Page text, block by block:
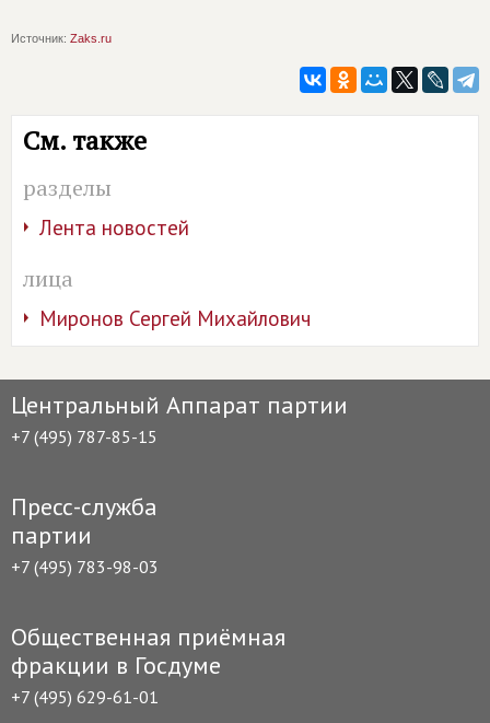
Источник: Zaks.ru
См. также
разделы
Лента новостей
лица
Миронов Сергей Михайлович
Центральный Аппарат партии
+7 (495) 787-85-15
Пресс-служба
партии
+7 (495) 783-98-03
Общественная приёмная
фракции в Госдуме
+7 (495) 629-61-01